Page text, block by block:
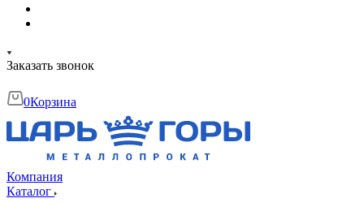
Заказать звонок
0Корзина
Компания
Каталог